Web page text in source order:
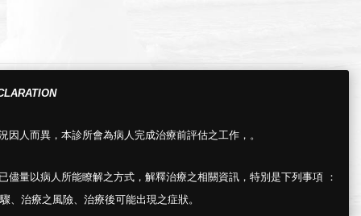
因人而異，本診所會為病人完成治療前評估之工作，。
儘量以病人所能瞭解之方式，解釋治療之相關資訊，特別是下列事項 ：
、治療之風險、治療後可能出現之症狀。